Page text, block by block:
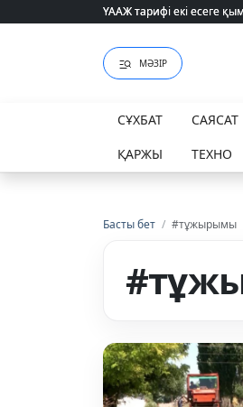
ҮААЖ тарифі екі есеге
ҮААЖ тарифі екі есеге
МӘЗІР
СҰХБАТ САЯСАТ
ҚАРЖЫ
ТЕХНО
Басты бет / #тұжырымы